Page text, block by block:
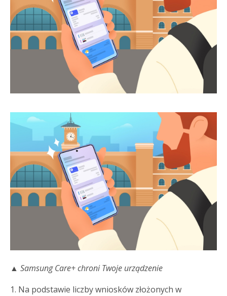
▲ Samsung Care+ chroni Twoje urządzenie
1. Na podstawie liczby wniosków złożonych w